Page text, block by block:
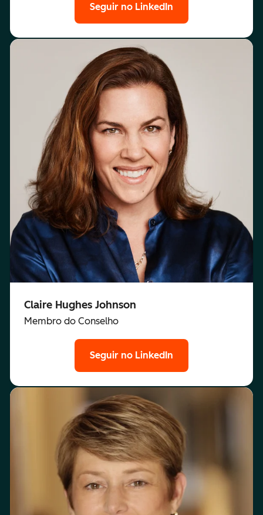
Seguir no LinkedIn
Claire Hughes Johnson
Membro do Conselho
Seguir no LinkedIn